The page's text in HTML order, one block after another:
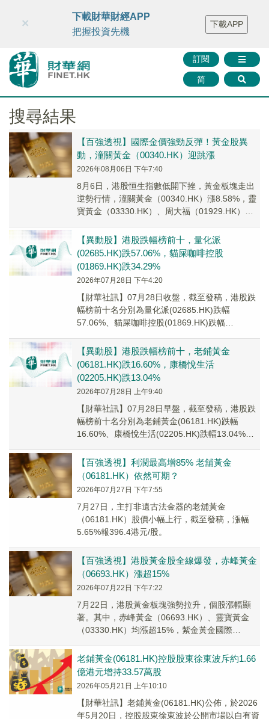
財華智庫網 FINTV FINMETA 財華證券 媒體矩陣
智庫沙龍
聯絡我們
訂閱
简
×
下載財華財經APP
把握投資先機
下載APP
搜尋結果
【百強透視】國際金價強勁反彈！黃金股異
動，潼關黃金（00340.HK）迎跳漲
2026年08月06日 下午7:40
8月6日，港股恒生指數低開下挫，黃金板塊走出
逆勢行情，潼關黃金（00340.HK）漲8.58%，靈
寶黃金（03330.HK）、周大福（01929.HK）、
【異動股】港股跌幅榜前十，量化派
(02685.HK)跌57.06%，貓屎咖啡控股
(01869.HK)跌34.29%
2026年07月28日 下午4:20
【財華社訊】07月28日收盤，截至發稿，港股跌
幅榜前十名分別為量化派(02685.HK)跌幅
57.06%、貓屎咖啡控股(01869.HK)跌幅
【異動股】港股跌幅榜前十，老鋪黃金
(06181.HK)跌16.60%，康橋悅生活
(02205.HK)跌13.04%
2026年07月28日 上午9:40
【財華社訊】07月28日早盤，截至發稿，港股跌
幅榜前十名分別為老鋪黃金(06181.HK)跌幅
16.60%、康橋悅生活(02205.HK)跌幅13.04%、
【百強透視】利潤最高增85% 老舖黃金
（06181.HK）依然可期？
2026年07月27日 下午7:55
7月27日，主打非遺古法金器的老舖黃金
（06181.HK）股價小幅上行，截至發稿，漲幅
5.65%報396.4港元/股。
【百強透視】港股黃金股全線爆發，赤峰黃金
（06693.HK）漲超15%
2026年07月22日 下午7:22
7月22日，港股黃金板塊強勢拉升，個股漲幅顯
著。其中，赤峰黃金（06693.HK）、靈寶黃金
（03330.HK）均漲超15%，紫金黃金國際
老鋪黃金(06181.HK)控股股東徐東波斥約1.66
億港元增持33.57萬股
2026年05月21日 上午10:10
【財華社訊】老鋪黃金(06181.HK)公佈，於2026
年5月20日，控股股東徐東波於公開市場以自有資